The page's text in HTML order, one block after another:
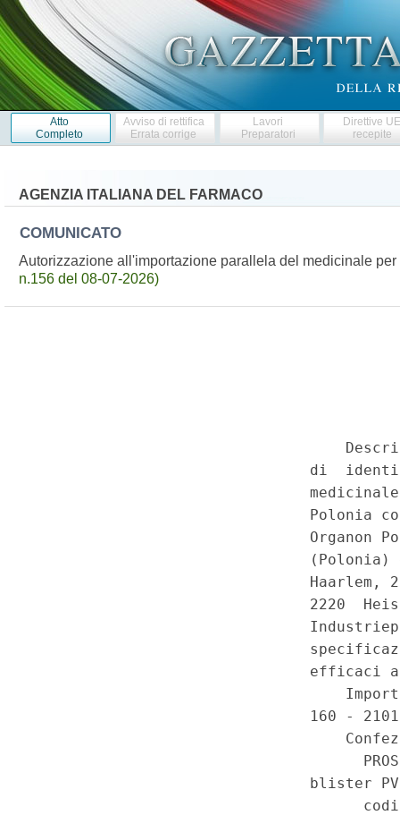
Atto
Completo
Avviso di rettifica
Errata corrige
Lavori
Preparatori
Direttive
recepite
AGENZIA ITALIANA DEL FARMACO
COMUNICATO
Autorizzazione all'importazione parallela del medicinale
n.156 del 08-07-2026)